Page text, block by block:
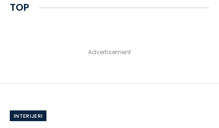
TOP
Advertisement
INTERIJERI